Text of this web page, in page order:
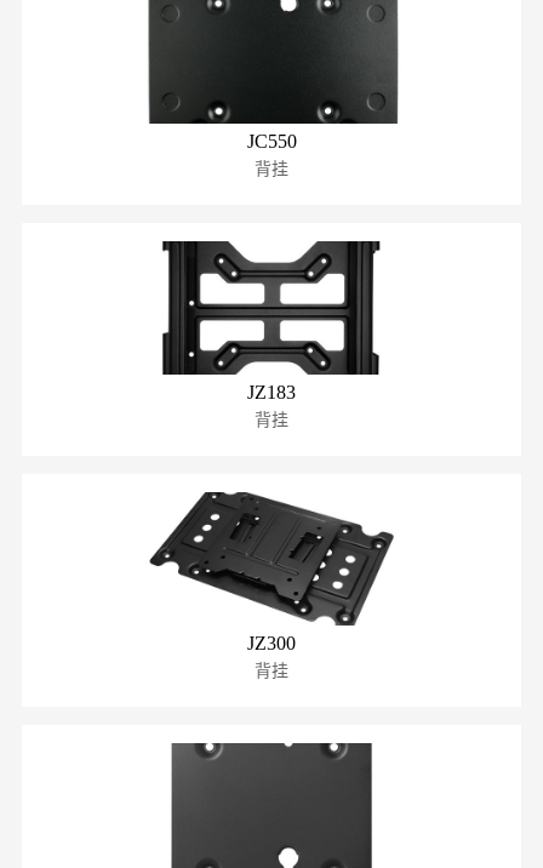
JC550
背挂
JZ183
背挂
JZ300
背挂